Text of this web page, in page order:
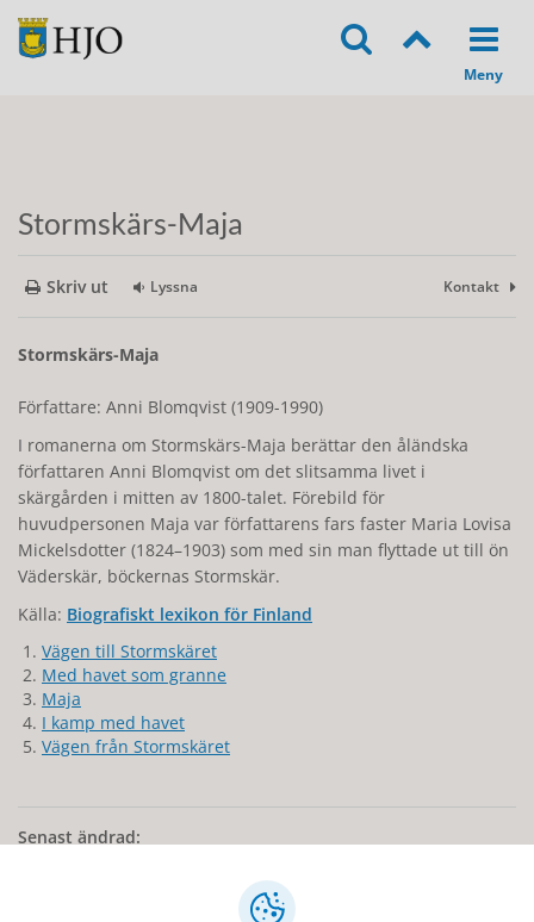
Stormskärs-Maja
Skriv ut Lyssna Kontakt
Stormskärs-Maja
Författare: Anni Blomqvist (1909-1990)
I romanerna om Stormskärs-Maja berättar den åländska
författaren Anni Blomqvist om det slitsamma livet i
skärgården i mitten av 1800-talet. Förebild för
huvudpersonen Maja var författarens fars faster Maria Lovisa
Mickelsdotter (1824–1903) som med sin man flyttade ut till ön
Väderskär, böckernas Stormskär.
Källa: Biografiskt lexikon för Finland
Vägen till Stormskäret
Med havet som granne
Maja
I kamp med havet
Vägen från Stormskäret
Senast ändrad: